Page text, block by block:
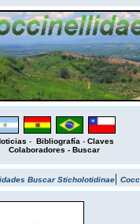
- Bibliografía - Claves
Colaboradores - Buscar
BuscarSticholotidinae|